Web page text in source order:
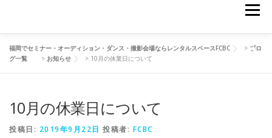
メニュー
ホーム 施設・料金 ご予約状況
お知らせ ブログ イベント
福岡でセミナー・オーディション・ダンス・撮影会場ならレンタルスペースFCBC > ブロ
グ一覧
> お知らせ > 10月の休業日について
10月の休業日について
投稿日: 2019年9月22日 投稿者: FCBC